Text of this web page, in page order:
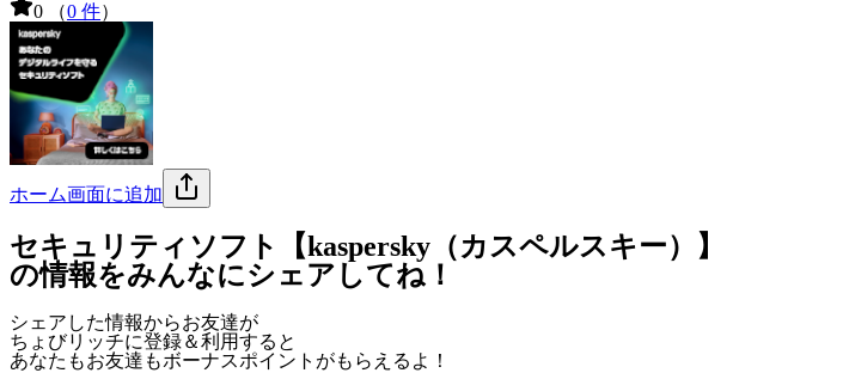
0 （0 件）
ホーム画面に追加
セキュリティソフト【kaspersky（カスペルスキー）】
の情報をみんなにシェアしてね！
シェアした情報からお友達が
ちょびリッチに登録＆利用すると
あなたもお友達もボーナスポイント がもらえるよ！